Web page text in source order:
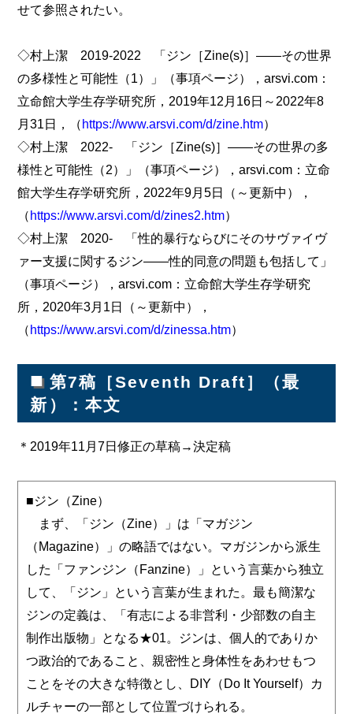
せて参照されたい。
◇村上潔 2019-2022 「ジン［Zine(s)］――その世界
の多様性と可能性（1）」（事項ページ），arsvi.com：
立命館大学生存学研究所，2019年12月16日～2022年8
月31日，（https://www.arsvi.com/d/zine.htm）
◇村上潔 2022- 「ジン［Zine(s)］――その世界の多
様性と可能性（2）」（事項ページ），arsvi.com：立命
館大学生存学研究所，2022年9月5日（～更新中），
（https://www.arsvi.com/d/zines2.htm）
◇村上潔 2020- 「性的暴行ならびにそのサヴァイヴ
ァー支援に関するジン――性的同意の問題も包括して」
（事項ページ），arsvi.com：立命館大学生存学研究
所，2020年3月1日（～更新中），
（https://www.arsvi.com/d/zinessa.htm）
■ 第7稿［Seventh Draft］（最
新）：本文
＊2019年11月7日修正の草稿→決定稿
■ジン（Zine）
まず、「ジン（Zine）」は「マガジン
（Magazine）」の略語ではない。マガジンから派生
した「ファンジン（Fanzine）」という言葉から独立
して、「ジン」という言葉が生まれた。最も簡潔な
ジンの定義は、「有志による非営利・少部数の自主
制作出版物」となる★01。ジンは、個人的でありか
つ政治的であること、親密性と身体性をあわせもつ
ことをその大きな特徴とし、DIY（Do It Yourself）カ
ルチャーの一部として位置づけられる。